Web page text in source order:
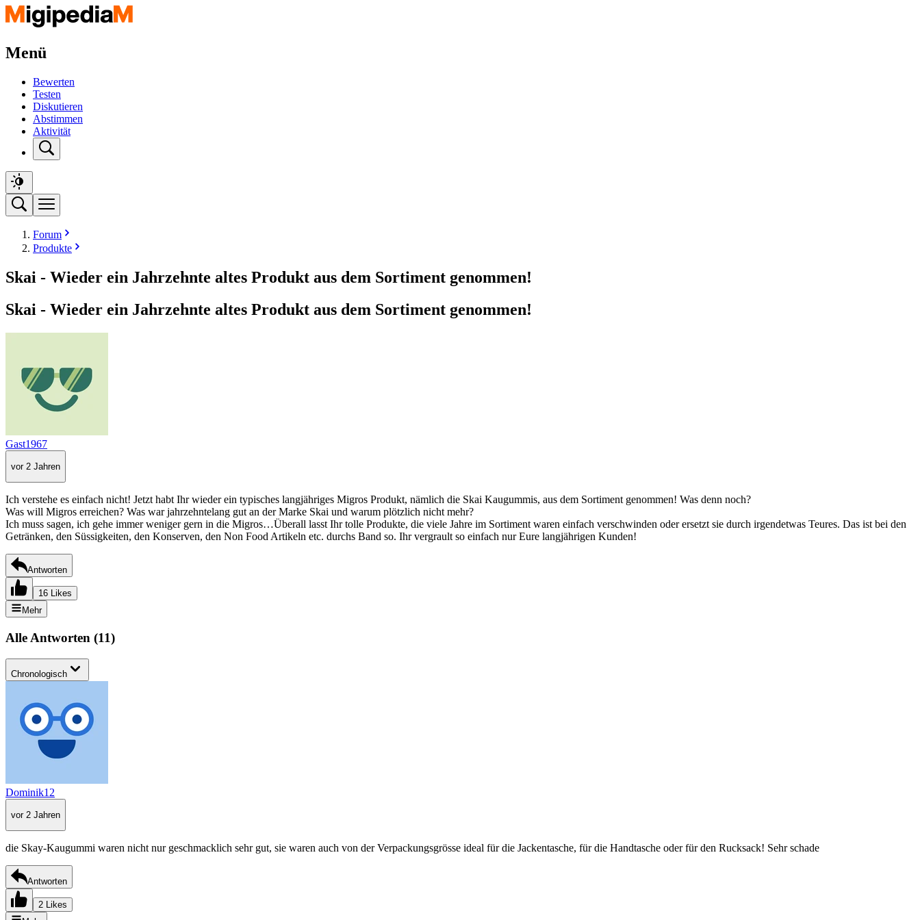
Menü
Bewerten
Testen
Diskutieren
Abstimmen
Aktivität
Forum
Produkte
Skai - Wieder ein Jahrzehnte altes Produkt aus dem Sortiment genommen!
Skai - Wieder ein Jahrzehnte altes Produkt aus dem Sortiment genommen!
Gast1967
vor 2 Jahren
Ich verstehe es einfach nicht! Jetzt habt Ihr wieder ein typisches langjähriges Migros Produkt, nämlich die Skai Kaugummis, aus dem Sortiment genommen! Was denn noch?
Was will Migros erreichen? Was war jahrzehntelang gut an der Marke Skai und warum plötzlich nicht mehr?
Ich muss sagen, ich gehe immer weniger gern in die Migros…Überall lasst Ihr tolle Produkte, die viele Jahre im Sortiment waren einfach verschwinden oder ersetzt sie durch irgendetwas Teures. Das ist bei den
Getränken, den Süssigkeiten, den Konserven, den Non Food Artikeln etc. durchs Band so. Ihr vergrault so einfach nur Eure langjährigen Kunden!
Antworten
16 Likes
Mehr
Alle Antworten (11)
Chronologisch
Dominik12
vor 2 Jahren
die Skay-Kaugummi waren nicht nur geschmacklich sehr gut, sie waren auch von der Verpackungsgrösse ideal für die Jackentasche, für die Handtasche oder für den Rucksack! Sehr schade
Antworten
2 Likes